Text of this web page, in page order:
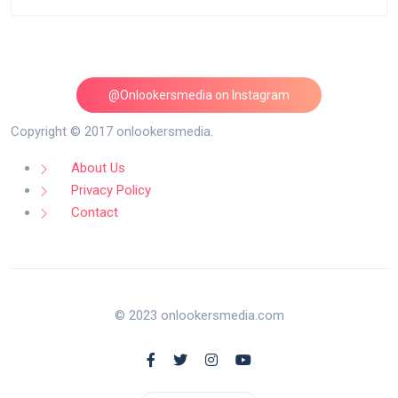
@Onlookersmedia on Instagram
Follow on Instagram
Copyright © 2017 onlookersmedia.
About Us
Privacy Policy
Contact
© 2023 onlookersmedia.com